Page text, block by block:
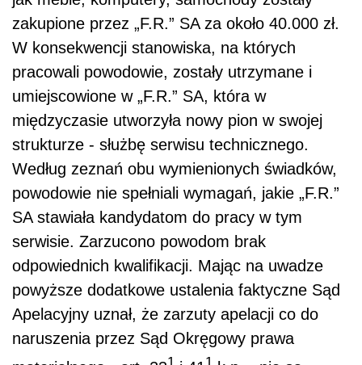
zakupione przez „F.R.” SA za około 40.000 zł.
W konsekwencji stanowiska, na których
pracowali powodowie, zostały utrzymane i
umiejscowione w „F.R.” SA, która w
międzyczasie utworzyła nowy pion w swojej
strukturze - służbę serwisu technicznego.
Według zeznań obu wymienionych świadków,
powodowie nie spełniali wymagań, jakie „F.R.”
SA stawiała kandydatom do pracy w tym
serwisie. Zarzucono powodom brak
odpowiednich kwalifikacji. Mając na uwadze
powyższe dodatkowe ustalenia faktyczne Sąd
Apelacyjny uznał, że zarzuty apelacji co do
naruszenia przez Sąd Okręgowy prawa